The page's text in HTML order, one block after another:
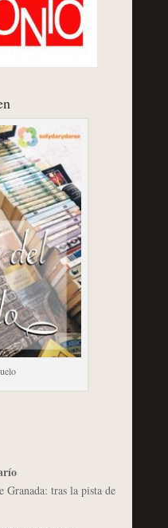
Granada: tras la pista de